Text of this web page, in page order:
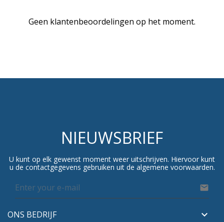
Geen klantenbeoordelingen op het moment.
NIEUWSBRIEF
U kunt op elk gewenst moment weer uitschrijven. Hiervoor kunt
u de contactgegevens gebruiken uit de algemene voorwaarden.

ONS BEDRIJF 